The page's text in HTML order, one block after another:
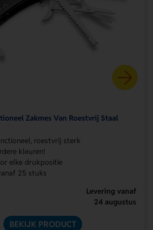
Zakmes Van Roestvrij Staal
roestvrij sterk
kleuren!
elke drukpositie
25 stuks
Levering vanaf
24 augustus
BEKIJK PRODUCT